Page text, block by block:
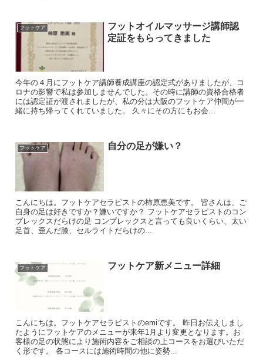
フットケア
フットオイルマッサージ講師認
定証をもらってきました
今年の４月にフットケア講師養成講座の認定式がありましたが、コ
ロナの影響で私は参加しませんでした。その時に講師の資格合格者
には認定証が渡されましたが、私の分は大阪のフットケア仲間が一
緒に持ち帰ってくれていました。 久々にその方にもお会...
フットケア 自分の足が嫌い？
こんにちは。フットケアセラピストの柿原恵美です。 皆さんは、ご
自身の足は好きですか？嫌いですか？ フットケアセラピストのコン
プレックスだらけの足 コンプレックスと言っても良いくらい、太い
足首、歪んだ膝、セルライトだらけの...
フットケア フットケア新メニュー詳細
こんにちは。フットケアセラピストのemiです。 昨日お伝えしまし
たようにフットケアのメニューが来年1月より変更となります。お
客様の足の状態により施術内容をご相談の上コースをお選びいただ
く形です。 各コースには施術時間の他に姿勢...